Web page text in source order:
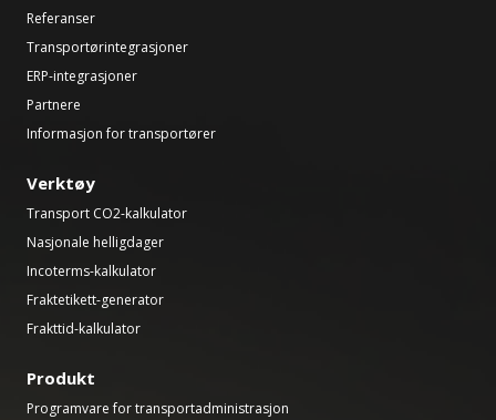
Referanser
Transportørintegrasjoner
ERP-integrasjoner
Partnere
Informasjon for transportører
Verktøy
Transport CO2-kalkulator
Nasjonale helligdager
Incoterms-kalkulator
Fraktetikett-generator
Frakttid-kalkulator
Produkt
Programvare for transportadministrasjon